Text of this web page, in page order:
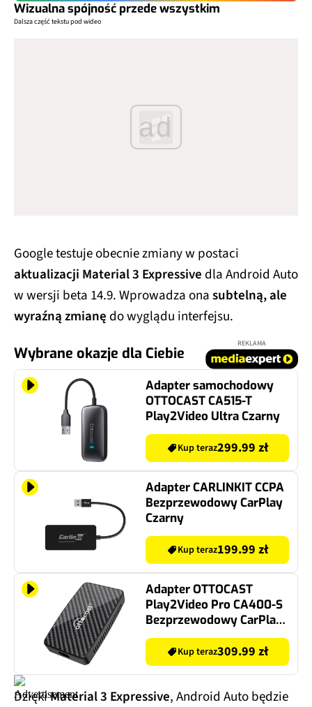
Wizualna spójność przede wszystkim
Dalsza część tekstu pod wideo
ad
Google testuje obecnie zmiany w postaci
aktualizacji Material 3 Expressive dla Android Auto
w wersji beta 14.9. Wprowadza onasubtelną, ale
wyraźną zmianę do wyglądu interfejsu.
Wybrane okazje dla Ciebie
REKLAMA
Adapter samochodowy
OTTOCAST CA515-T
Play2Video Ultra Czarny
Kup teraz299.99 zł
Adapter CARLINKIT CCPA
Bezprzewodowy CarPlay
Czarny
Kup teraz199.99 zł
Adapter OTTOCAST
Play2Video Pro CA400-S
Bezprzewodowy CarPlay
Android Auto Czarny
Kup teraz309.99 zł
DziękiMaterial 3 Expressive, Android Auto będzie